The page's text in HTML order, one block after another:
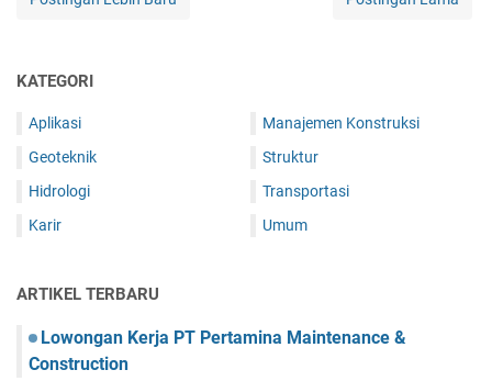
KATEGORI
Aplikasi
Geoteknik
Hidrologi
Karir
Manajemen Konstruksi
Struktur
Transportasi
Umum
ARTIKEL TERBARU
Lowongan Kerja PT Pertamina Maintenance &
Construction